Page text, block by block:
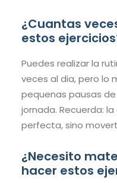
¿Cuantas
estos
Puedes realizar la
veces al dia, pero lo
pequenas pausas
jornada. Recuerda:
perfecta, sino
¿Necesito
hacer estos